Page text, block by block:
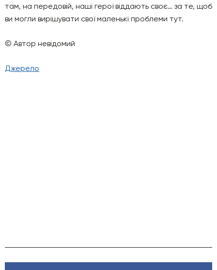
там, на передовій, наші герої віддають своє… за те, щоб
ви могли вирішувати свої маленькі проблеми тут.
© Автор невідомий
Джерело